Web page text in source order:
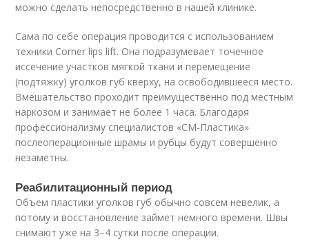
можно сделать непосредственно в нашей клинике.
Сама по себе операция проводится с использованием
техники Corner lips lift. Она подразумевает точечное
иссечение участков мягкой ткани и перемещение
(подтяжку) уголков губ кверху, на освободившееся место.
Вмешательство проходит преимущественно под местным
наркозом и занимает не более 1 часа. Благодаря
профессионализму специалистов «СМ-Пластика»
послеоперационные шрамы и рубцы будут совершенно
незаметны.
Реабилитационный период
Объем пластики уголков губ обычно совсем невелик, а
потому и восстановление займет немного времени. Швы
снимают уже на 3–4 сутки после операции.